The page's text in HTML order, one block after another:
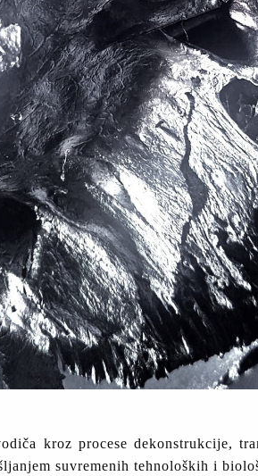
kroz procese dekonstrukcije,
suvremenih tehnoloških i